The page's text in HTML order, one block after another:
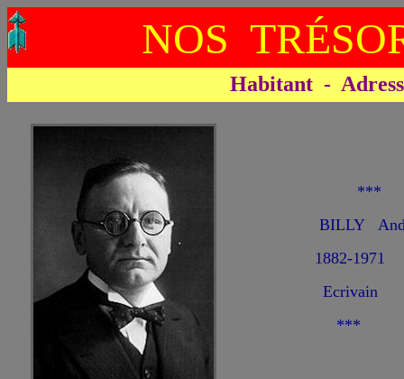
NOS
Habitant -
BILLY
1882-1971
Ecrivain
***